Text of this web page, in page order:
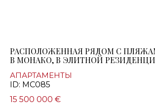
РАСПОЛОЖЕННАЯ РЯДОМ С
В МОНАКО, В ЭЛИТНОЙ
АПАРТАМЕНТЫ
ID: MC085
15 500 000 €